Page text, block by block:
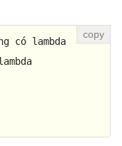
có lambda